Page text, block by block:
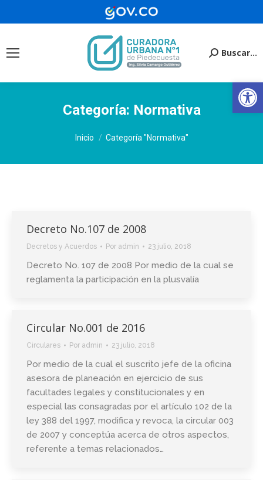
Buscar:
Buscar...
Categoría: Normativa
Inicio Categoría "Normativa"
Decreto No.107 de 2008
Decretos y Acuerdos Por admin 23 julio, 2018
Decreto No. 107 de 2008 Por medio de la cual se
reglamenta la participación en la plusvalía
Circular No.001 de 2016
Circulares Por admin 23 julio, 2018
Por medio de la cual el suscrito jefe de la oficina
asesora de planeación en ejercicio de sus
facultades legales y constitucionales y en
especial las consagradas por el artículo 102 de la
ley 388 del 1997, modifica y revoca, la circular 003
de 2007 y conceptúa acerca de otros aspectos,
referente a temas relacionados…